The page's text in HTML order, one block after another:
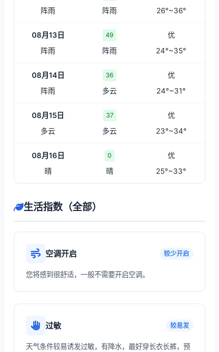
阵雨
阵雨 26°~36°
08月13日 49
优
阵雨
阵雨 24°~35°
08月14日 36
优
阵雨
多云 24°~31°
08月15日 37
优
多云
多云 23°~34°
08月16日 0
优
晴
晴 25°~33°
生活指数（全部）
空调开启 较少开启
您将感到很舒适，一般不需要开启空调。
过敏 较易发
天气条件较易诱发过敏，有降水，最好穿长衣长裤，预